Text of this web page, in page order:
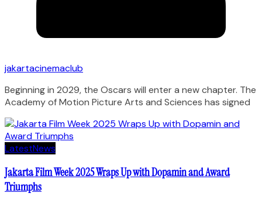
jakartacinemaclub
Beginning in 2029, the Oscars will enter a new chapter. The
Academy of Motion Picture Arts and Sciences has signed
LatestNews
Jakarta Film Week 2025 Wraps Up with Dopamin and Award
Triumphs